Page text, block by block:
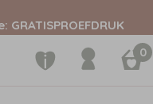
GRATISPROEFDRUK
0